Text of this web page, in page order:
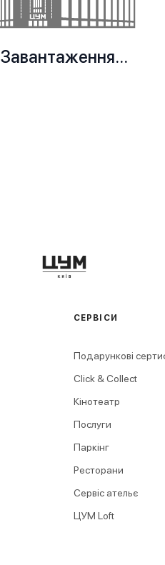
Завантаження...
СЕРВІСИ
Подарункові
Click & Collect
Кінотеатр
Послуги
Паркінг
Ресторани
Сервіс ательє
ЦУМ Loft